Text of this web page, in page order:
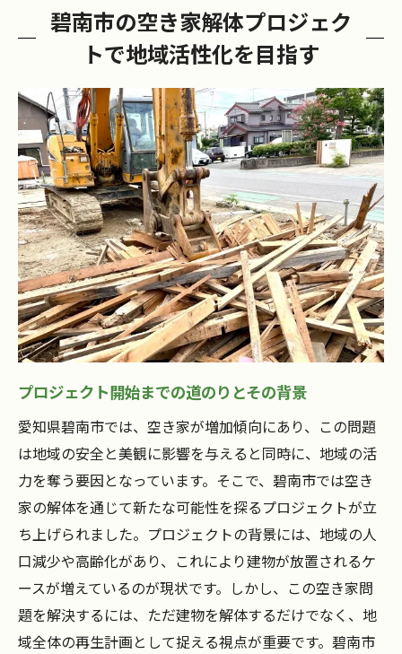
碧南市の空き家解体プロジェク
トで地域活性化を目指す
プロジェクト開始までの道のりとその背景
愛知県碧南市では、空き家が増加傾向にあり、この問題
は地域の安全と美観に影響を与えると同時に、地域の活
力を奪う要因となっています。そこで、碧南市では空き
家の解体を通じて新たな可能性を探るプロジェクトが立
ち上げられました。プロジェクトの背景には、地域の人
口減少や高齢化があり、これにより建物が放置されるケ
ースが増えているのが現状です。しかし、この空き家問
題を解決するには、ただ建物を解体するだけでなく、地
域全体の再生計画として捉える視点が重要です。碧南市